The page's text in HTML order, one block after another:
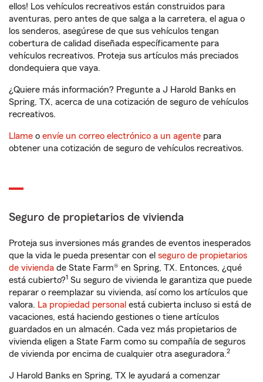
ellos! Los vehículos recreativos están construidos para
aventuras, pero antes de que salga a la carretera, el agua o
los senderos, asegúrese de que sus vehículos tengan
cobertura de calidad diseñada específicamente para
vehículos recreativos. Proteja sus artículos más preciados
dondequiera que vaya.
¿Quiere más información? Pregunte a J Harold Banks en
Spring, TX, acerca de una cotización de seguro de vehículos
recreativos.
Llame o envíe un correo electrónico a un agente para
obtener una cotización de seguro de vehículos recreativos.
Seguro de propietarios de vivienda
Proteja sus inversiones más grandes de eventos inesperados
que la vida le pueda presentar con el seguro de propietarios
de vivienda de State Farm® en Spring, TX. Entonces, ¿qué
está cubierto?1 Su seguro de vivienda le garantiza que puede
reparar o reemplazar su vivienda, así como los artículos que
valora. La propiedad personal está cubierta incluso si está de
vacaciones, está haciendo gestiones o tiene artículos
guardados en un almacén. Cada vez más propietarios de
vivienda eligen a State Farm como su compañía de seguros
de vivienda por encima de cualquier otra aseguradora.2
J Harold Banks en Spring, TX le ayudará a comenzar